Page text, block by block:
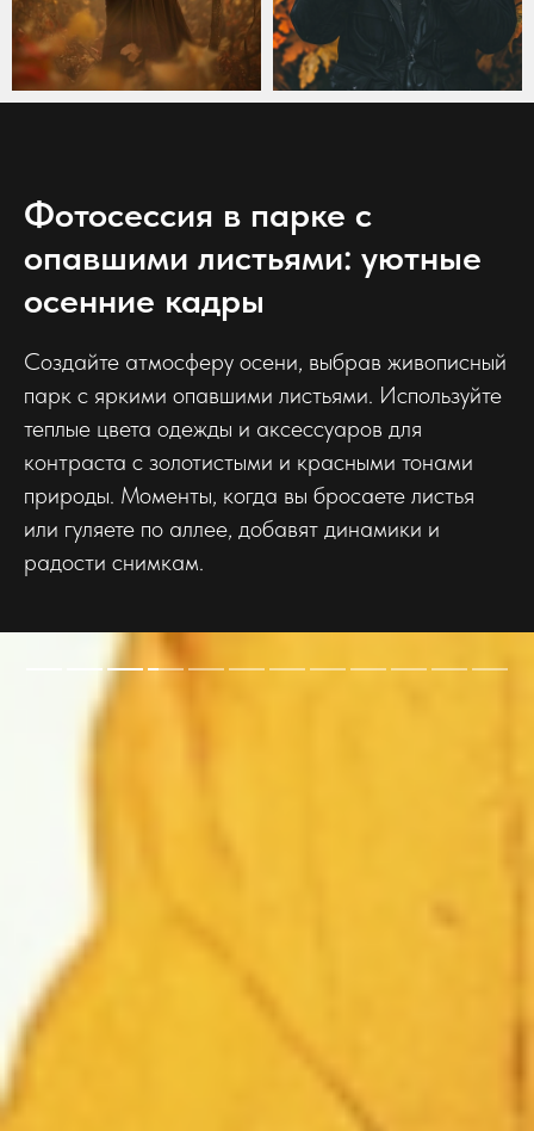
Фотосессия в парке с
опавшими листьями: уютные
осенние кадры
Создайте атмосферу осени, выбрав живописный
парк с яркими опавшими листьями. Используйте
теплые цвета одежды и аксессуаров для
контраста с золотистыми и красными тонами
природы. Моменты, когда вы бросаете листья
или гуляете по аллее, добавят динамики и
радости снимкам.